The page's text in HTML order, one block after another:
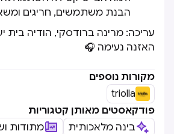
הבנת משתמשים, חריגים
עריכה: מרינה ברודסקי, הודיה בית
האזנה נעימה 🎧
מקורות נוספים
triolla
פודקאסטים מאותן קטגוריות
בינה מלאכותית
מתודות